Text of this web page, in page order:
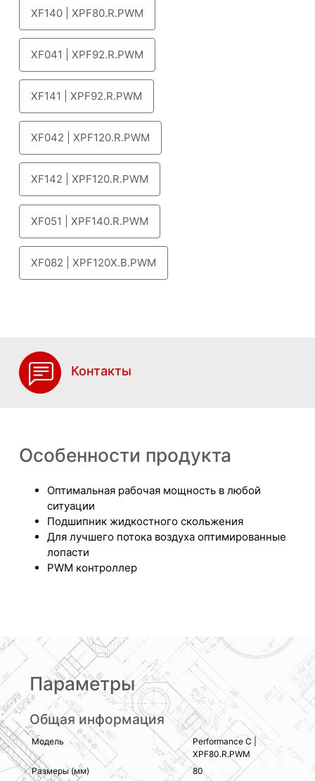
XF140 | XPF80.R.PWM
XF041 | XPF92.R.PWM
XF141 | XPF92.R.PWM
XF042 | XPF120.R.PWM
XF142 | XPF120.R.PWM
XF051 | XPF140.R.PWM
XF082 | XPF120X.B.PWM
Контакты
Особенности продукта
Оптимальная рабочая мощность в любой
ситуации
Подшипник жидкостного скольжения
Для лучшего потока воздуха оптимированные
лопасти
PWM контроллер
Параметры
Общая информация
Модель
Performance C |
XPF80.R.PWM
Размеры (мм)
80